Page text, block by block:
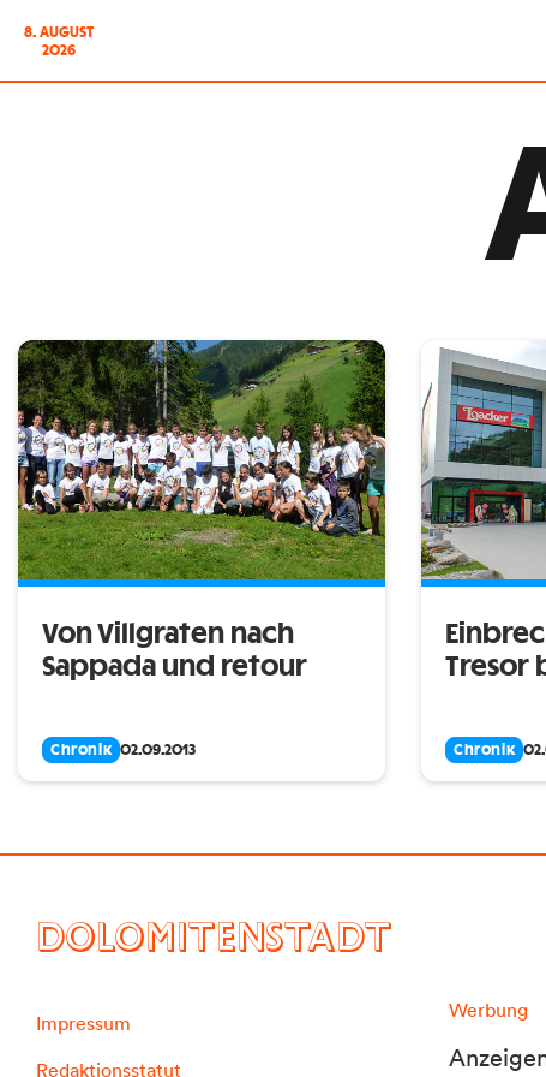
8. AUGUST
2026
Von Villgraten nach
Sappada und retour
Chronik 02.09.2013
Tresor
Chronik
DOLOMITENSTADT
Impressum
Redaktionsstatut
Werbung